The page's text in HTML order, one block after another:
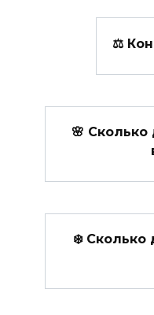
⚖️
🌸
❄️ Сколько